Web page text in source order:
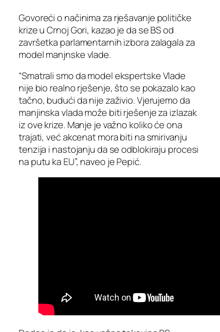
Govoreći o načinima za rješavanje političke
krize u Crnoj Gori, kazao je da se BS od
završetka parlamentarnih izbora zalagala za
model manjnske vlade.
“Smatrali smo da model ekspertske Vlade
nije bio realno rješenje, što se pokazalo kao
tačno, budući da nije zaživio. Vjerujemo da
manjinska vlada može biti rješenje za izlazak
iz ove krize. Manje je važno koliko će ona
trajati, već akcenat mora biti na smirivanju
tenzija i nastojanju da se odblokiraju procesi
na putu ka EU”, naveo je Pepić.